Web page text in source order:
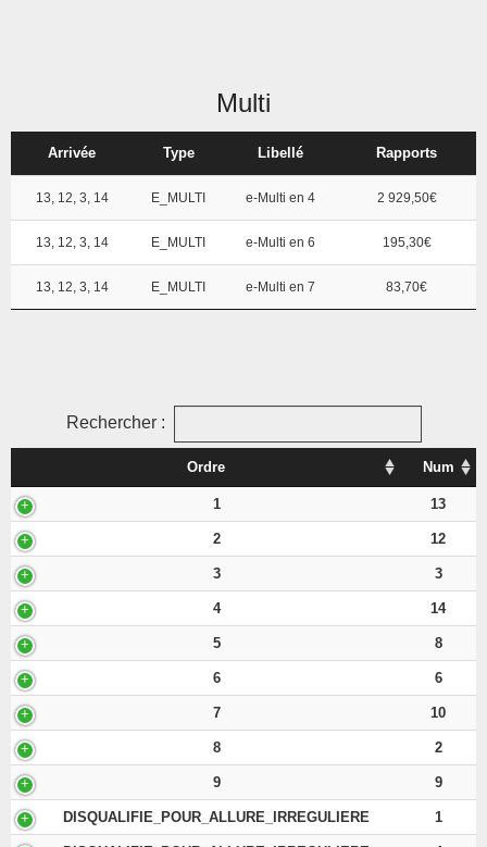
Multi
Arrivée Type Libellé Rapports
13, 12, 3, 14 E_MULTI e-Multi en 4 2 929,50€
13, 12, 3, 14 E_MULTI e-Multi en 6 195,30€
13, 12, 3, 14 E_MULTI e-Multi en 7 83,70€
Rechercher :
Ordre Num
1 13
2 12
3 3
4 14
5 8
6 6
7 10
8 2
9 9
DISQUALIFIE_POUR_ALLURE_IRREGULIERE 1